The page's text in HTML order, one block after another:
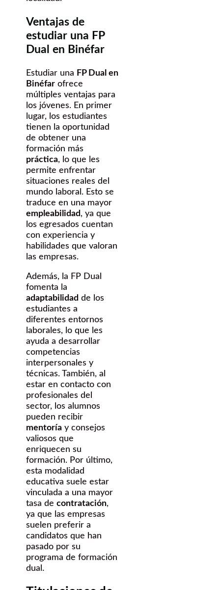
Ventajas de
estudiar una FP
Dual en Binéfar
Estudiar una FP Dual en
Binéfar ofrece
múltiples ventajas para
los jóvenes. En primer
lugar, los estudiantes
tienen la oportunidad
de obtener una
formación más
práctica, lo que les
permite enfrentar
situaciones reales del
mundo laboral. Esto se
traduce en una mayor
empleabilidad, ya que
los egresados cuentan
con experiencia y
habilidades que valoran
las empresas.
Además, la FP Dual
fomenta la
adaptabilidad de los
estudiantes a
diferentes entornos
laborales, lo que les
ayuda a desarrollar
competencias
interpersonales y
técnicas. También, al
estar en contacto con
profesionales del
sector, los alumnos
pueden recibir
mentoría y consejos
valiosos que
enriquecen su
formación. Por último,
esta modalidad
educativa suele estar
vinculada a una mayor
tasa de contratación,
ya que las empresas
suelen preferir a
candidatos que han
pasado por su
programa de formación
dual.